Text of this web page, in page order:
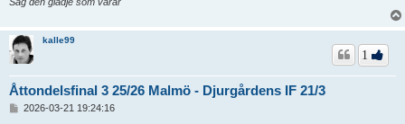
kalle99
Åttondelsfinal 3 25/26 Malmö - Djurgårdens IF 21/3
1
2026-03-21 19:24:16